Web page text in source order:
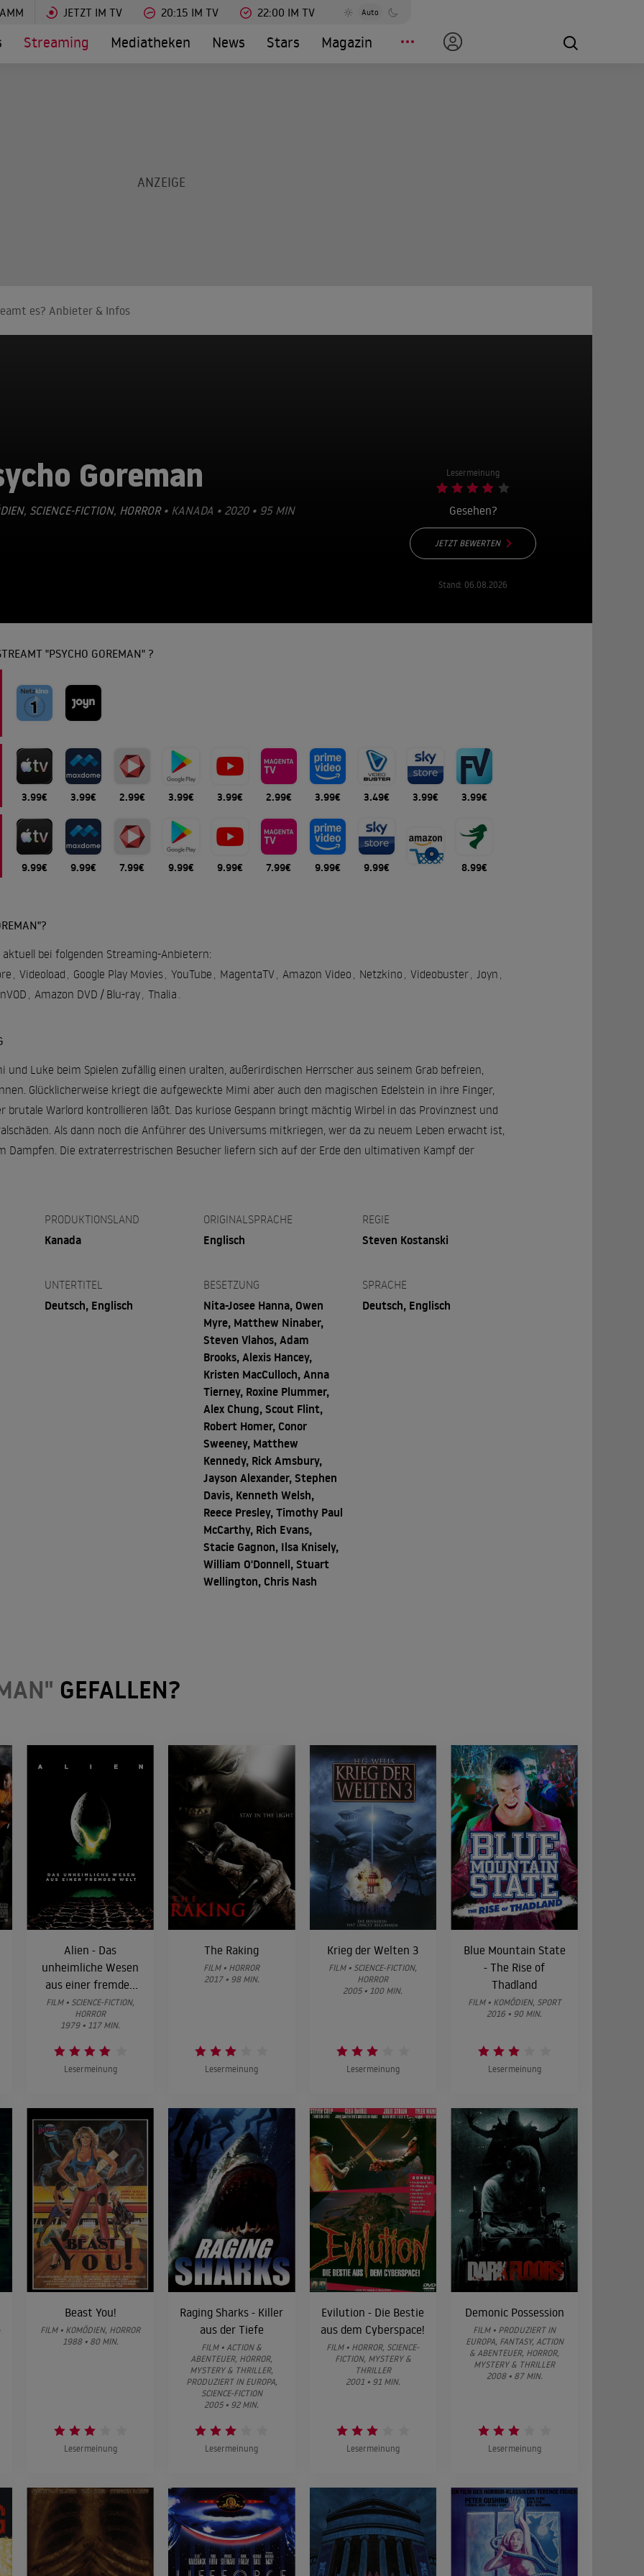
JETZT IM TV 20:15 IM TV 22:00 IM TV Auto
Streaming Mediatheken News Stars Magazin
es? Anbieter & Infos
Goreman
, SCIENCE-FICTION, HORROR• KANADA • 2020 • 95 MIN
Lesermeinung
Gesehen?
JETZT BEWERTEN
Stand: 06.08.2026
"PSYCHO GOREMAN" ?
3.99€ 3.99€ 2.99€ 3.99€ 3.99€ 2.99€ 3.99€ 3.49€ 3.99€ 3.99€
9.99€ 9.99€ 7.99€ 9.99€ 9.99€ 7.99€ 9.99€ 9.99€ 8.99€
bei folgenden Streaming-Anbietern:
, Videoload , Google Play Movies, YouTube , MagentaTV, Amazon Video , Netzkino , Videobuster, Joyn ,
, Amazon DVD / Blu-ray, Thalia .
und Luke beim Spielen zufällig einen uralten, außerirdischen Herrscher aus seinem Grab befreien,
Glücklicherweise kriegt die aufgeweckte Mimi aber auch den magischen Edelstein in ihre Finger,
brutale Warlord kontrollieren läßt. Das kuriose Gespann bringt mächtig Wirbel in das Provinznest und
Als dann noch die Anführer des Universums mitkriegen, wer da zu neuem Leben erwacht ist,
Dampfen. Die extraterrestrischen Besucher liefern sich auf der Erde den ultimativen Kampf der
PRODUKTIONSLAND
Kanada
ORIGINALSPRACHE
Englisch
REGIE
Steven Kostanski
UNTERTITEL
Deutsch, Englisch
BESETZUNG
Nita-Josee Hanna, Owen
Myre, Matthew Ninaber,
Steven Vlahos, Adam
Brooks, Alexis Hancey,
Kristen MacCulloch, Anna
Tierney, Roxine Plummer,
Alex Chung, Scout Flint,
Robert Homer, Conor
Sweeney, Matthew
Kennedy, Rick Amsbury,
Jayson Alexander, Stephen
Davis, Kenneth Welsh,
Reece Presley, Timothy Paul
McCarthy, Rich Evans,
Stacie Gagnon, Ilsa Knisely,
William O'Donnell, Stuart
Wellington, Chris Nash
SPRACHE
Deutsch, Englisch
GEFALLEN?
Alien - Das
unheimliche Wesen
aus einer fremden
Welt
FILM • SCIENCE-FICTION,
HORROR
1979 • 117 MIN.
Lesermeinung
The Raking
FILM • HORROR
2017 • 98 MIN.
Lesermeinung
Krieg der Welten 3
FILM • SCIENCE-FICTION,
HORROR
2005 • 100 MIN.
Lesermeinung
Blue Mountain State
- The Rise of
Thadland
FILM • KOMÖDIEN, SPORT
2016 • 90 MIN.
Lesermeinung
Beast You!
FILM • KOMÖDIEN, HORROR
1988 • 80 MIN.
Lesermeinung
Raging Sharks - Killer
aus der Tiefe
FILM • ACTION &
ABENTEUER, HORROR,
MYSTERY & THRILLER,
PRODUZIERT IN EUROPA,
SCIENCE-FICTION
2005 • 92 MIN.
Lesermeinung
Evilution - Die Bestie
aus dem Cyberspace!
FILM • HORROR, SCIENCE-
FICTION, MYSTERY &
THRILLER
2001 • 91 MIN.
Lesermeinung
Demonic Possession
FILM • PRODUZIERT IN
EUROPA, FANTASY, ACTION
& ABENTEUER, HORROR,
MYSTERY & THRILLER
2008 • 87 MIN.
Lesermeinung